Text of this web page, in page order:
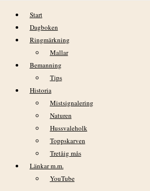
Hoppa till innehåll
Start
Dagboken
Ringmärkning
Mallar
Bemanning
Tips
Historia
Mistsignalering
Naturen
Hussvaleholk
Toppskarven
Tretåig mås
Länkar m.m.
YouTube
DAGBOK NIDINGENS
– LÖRDAG 08 MAJ 2021
VÄDER
Klar morgon med svaga vindar. Vinden
Sol i stort sett hela dagen.
Min temp: +6.0°C kl.02. Max temp: +9,9